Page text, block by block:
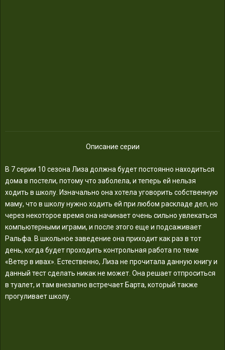
Описание серии
В 7 серии 10 сезона Лиза должна будет постоянно находиться
дома в постели, потому что заболела, и теперь ей нельзя
ходить в школу. Изначально она хотела уговорить собственную
маму, что в школу нужно ходить ей при любом раскладе дел, но
через некоторое время она начинает очень сильно увлекаться
компьютерными играми, и после этого еще и подсаживает
Ральфа. В школьное заведение она приходит как раз в тот
день, когда будет проходить контрольная работа по теме
«Ветер в ивах». Естественно, Лиза не прочитала данную книгу и
данный тест сделать никак не может. Она решает отпроситься
в туалет, и там внезапно встречает Барта, который также
прогуливает школу.